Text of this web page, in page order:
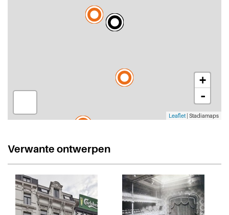
+
-
Leaflet | Stadiamaps
Verwante ontwerpen